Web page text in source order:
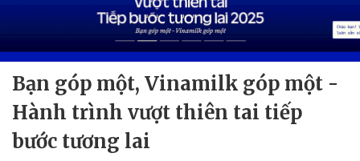
Bạn góp một, Vinamilk góp một -
Hành trình vượt thiên tai tiếp
bước tương lai